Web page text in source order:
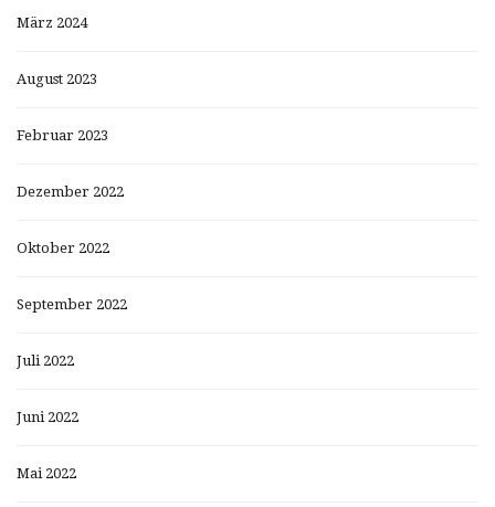
März 2024
August 2023
Februar 2023
Dezember 2022
Oktober 2022
September 2022
Juli 2022
Juni 2022
Mai 2022